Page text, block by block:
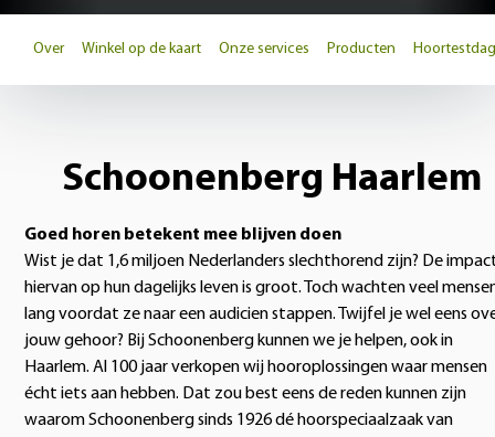
Over Winkel op de kaart Onze services Producten
Schoonenberg Haarlem
Goed horen betekent mee blijven doen
Wist je dat 1,6 miljoen Nederlanders slechthorend zijn? De
hiervan op hun dagelijks leven is groot. Toch wachten veel
lang voordat ze naar een audicien stappen. Twijfel je wel eens
jouw gehoor? Bij Schoonenberg kunnen we je helpen, ook in
Haarlem. Al 100 jaar verkopen wij hooroplossingen waar mensen
écht iets aan hebben. Dat zou best eens de reden kunnen zijn
waarom Schoonenberg sinds 1926 dé hoorspeciaalzaak van